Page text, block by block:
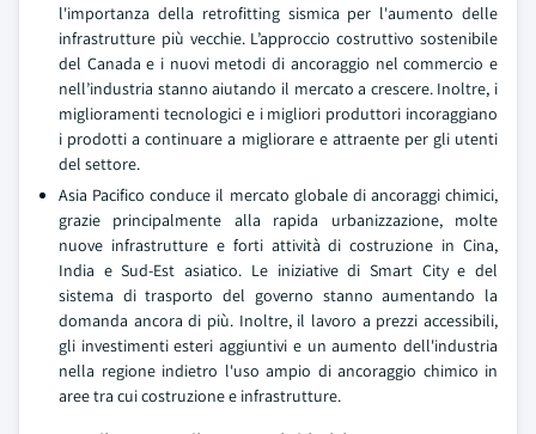
l'importanza della retrofitting sismica per l'aumento delle
infrastrutture più vecchie. L’approccio costruttivo sostenibile
del Canada e i nuovi metodi di ancoraggio nel commercio e
nell’industria stanno aiutando il mercato a crescere. Inoltre, i
miglioramenti tecnologici e i migliori produttori incoraggiano
i prodotti a continuare a migliorare e attraente per gli utenti
del settore.
Asia Pacifico conduce il mercato globale di ancoraggi chimici,
grazie principalmente alla rapida urbanizzazione, molte
nuove infrastrutture e forti attività di costruzione in Cina,
India e Sud-Est asiatico. Le iniziative di Smart City e del
sistema di trasporto del governo stanno aumentando la
domanda ancora di più. Inoltre, il lavoro a prezzi accessibili,
gli investimenti esteri aggiuntivi e un aumento dell'industria
nella regione indietro l'uso ampio di ancoraggio chimico in
aree tra cui costruzione e infrastrutture.